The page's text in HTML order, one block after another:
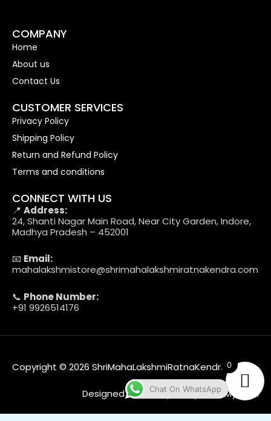
COMPANY
Home
About us
Contact Us
CUSTOMER SERVICES
Privacy Policy
Shipping Policy
Return and Refund Policy
Terms and conditions
CONNECT WITH US
📍 Address:
24, Shanti Nagar Main Road, Near City Garden, Indore,
Madhya Pradesh – 452001
📧 Email:
mahalakshmistore@shrimahalakshmiratnakendra.com
📞 Phone Number:
+91 9926514176
Copyright © 2026 ShriMahaLakshmiRatnaKendra
Designed & Developed by Web MyTech
0
Chat On WhatsApp